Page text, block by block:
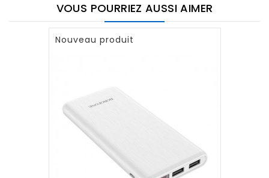
VOUS POURRIEZ AUSSI AIMER
Nouveau produit